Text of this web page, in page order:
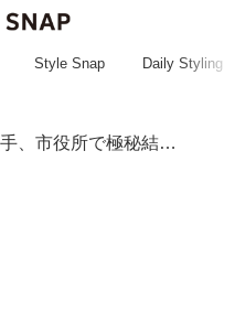
Style Snap Daily Styling
人気歌手、市役所で極秘結婚！招待客わずか8人の式だった、質素な門出に反響